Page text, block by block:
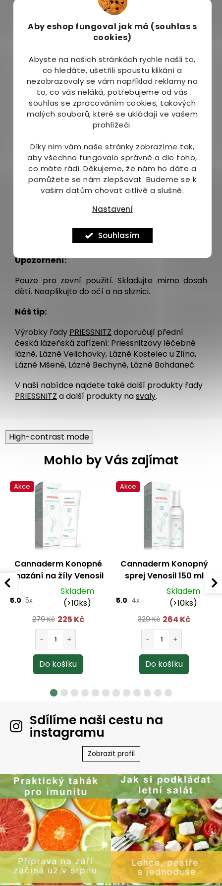
Aby eshop fungoval jak má (souhlas s
cookies)
Abyste na našich stránkách rychle našli to,
co hledáte, ušetřili spoustu klikání a
nezobrazovaly se vám například reklamy na
to, co vás neláká, potřebujeme od vás
souhlas se zpracováním cookies, takových
malých souborů, které se ukládají ve vašem
prohlížeči.
Díky nim vám naše stránky zobrazíme tak,
aby všechno fungovalo správně a dle toho,
co máte rádi. Děkujeme, že nám ho dáte a
pomůžete se nám zlepšovat. Budeme se k
vašim datům chovat citlivě a slušně.
Nastavení
Souhlasím
Léčebné lázně Františkovy lázně
Priessnitzovy léčebné lázně
Lázně Sklené Teplice (SK)
Lázně Poděbrady
Lázně Mšené
Jak používat:
Podle potřeby, nejlépe pravidelně rozetřete a
vmasírujte do kůže dolních končetin. Aplikaci je
vhodné spojit s lymfatickou masáží. Pouze
Složení:
Aqua, Propylenglycol, Alcohol denat., Aesculus
Hippocastanum extract, Carbomer, Benzyl
alcohol, Methylchloroisothiazolinone,
Methylisothiazolinone, Vitis vinifera leaf extract,
salicylate, Coumarin, Hydroxycitronellal,
Limonene, Menthol, Sodium hydroxide
Upozornění:
Pouze pro zevní použití. Skladujte mimo dosah
dětí. Neaplikujte do očí a na sliznici.
Náš tip:
Výrobky řady PRIESSNITZ doporučují přední
česká lázeňská zařízení: Priessnitzovy léčebné
lázně, Lázně Velichovky, Lázně Kostelec u Zlína,
Lázně Mšené, Lázně Bechyně, Lázně Bohdaneč.
V naší nabídce najdete také další produkty řady
PRIESSNITZ a další produkty nasvaly.
High-contrast mode
Mohlo by Vás zajímat
Akce
Cannaderm Konopné
mazání na žíly Venosil
100 ml
5.0 5x
Skladem
(>10ks)
279 Kč 225 Kč
Akce
Cannaderm Konopný
sprej Venosil 150 ml
5.0 4x
Skladem
(>10ks)
329 Kč 264 Kč
Sdílíme naši cestu na
instagramu
Zobrazit profil